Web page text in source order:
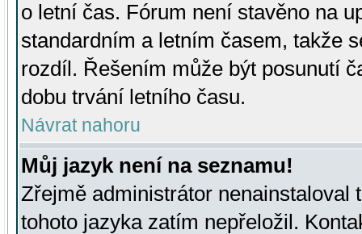
o letní čas. Fórum není stavěno na
standardním a letním časem, takže
rozdíl. Řešením může být posunutí
dobu trvání letního času.
Návrat nahoru
Můj jazyk není na seznamu!
Zřejmě administrátor nenainstaloval
tohoto jazyka zatím nepřeložil.